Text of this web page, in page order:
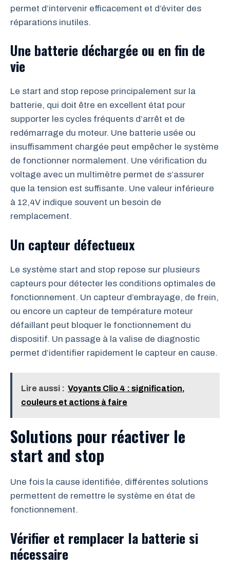
permet d’intervenir efficacement et d’éviter des
réparations inutiles.
Une batterie déchargée ou en fin de
vie
Le start and stop repose principalement sur la
batterie, qui doit être en excellent état pour
supporter les cycles fréquents d’arrêt et de
redémarrage du moteur. Une batterie usée ou
insuffisamment chargée peut empêcher le système
de fonctionner normalement. Une vérification du
voltage avec un multimètre permet de s’assurer
que la tension est suffisante. Une valeur inférieure
à 12,4V indique souvent un besoin de
remplacement.
Un capteur défectueux
Le système start and stop repose sur plusieurs
capteurs pour détecter les conditions optimales de
fonctionnement. Un capteur d’embrayage, de frein,
ou encore un capteur de température moteur
défaillant peut bloquer le fonctionnement du
dispositif. Un passage à la valise de diagnostic
permet d’identifier rapidement le capteur en cause.
Lire aussi : Voyants Clio 4 : signification,
couleurs et actions à faire
Solutions pour réactiver le
start and stop
Une fois la cause identifiée, différentes solutions
permettent de remettre le système en état de
fonctionnement.
Vérifier et remplacer la batterie si
nécessaire